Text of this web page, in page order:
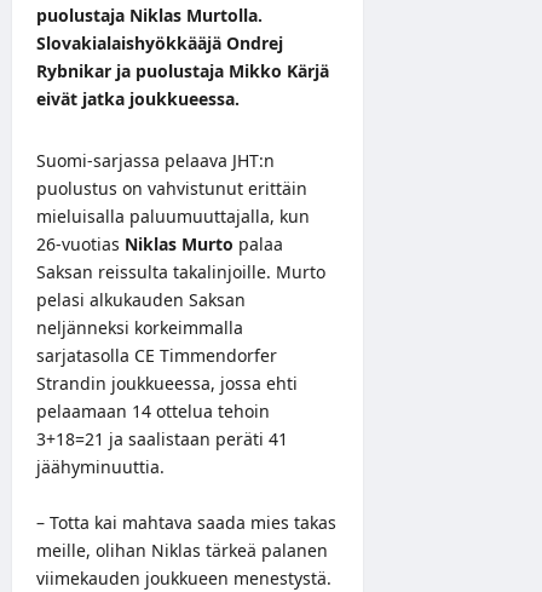
puolustaja Niklas Murtolla.
Slovakialaishyökkääjä Ondrej
Rybnikar ja puolustaja Mikko Kärjä
eivät jatka joukkueessa.
Suomi-sarjassa pelaava JHT:n
puolustus on vahvistunut erittäin
mieluisalla paluumuuttajalla, kun
26-vuotias Niklas Murto palaa
Saksan reissulta takalinjoille. Murto
pelasi alkukauden Saksan
neljänneksi korkeimmalla
sarjatasolla CE Timmendorfer
Strandin joukkueessa, jossa ehti
pelaamaan 14 ottelua tehoin
3+18=21 ja saalistaan peräti 41
jäähyminuuttia.
– Totta kai mahtava saada mies takas
meille, olihan Niklas tärkeä palanen
viimekauden joukkueen menestystä.